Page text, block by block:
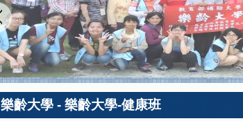
樂齡大學 - 樂齡大學-健康班